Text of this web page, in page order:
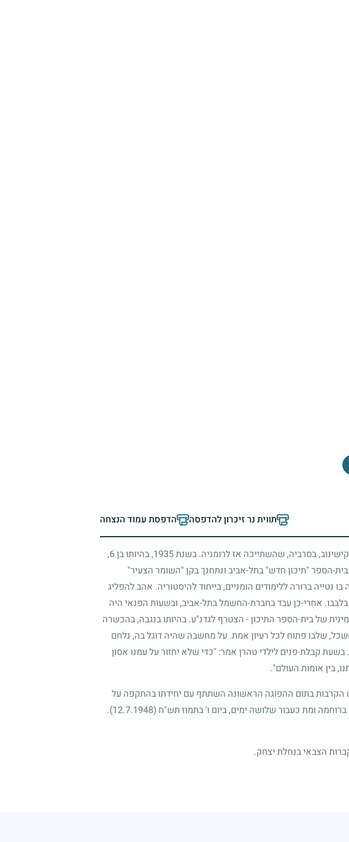
תווית נר זיכרון להדפסה הדפסת עמוד הנצחה
בסרביה, שהשתייכה אז לרומניה. בשנת1935, בהיותו בן6
,
הספר "תיכון חדש" בתל-אביב ונתחנך בקן "השומר הצעיר"
ברורה ללימודים הומניים, בייחוד להיסטוריה. אהב להפליג
אחרי-כן עבד בחברת-החשמל בתל-אביב, ובשעות הפנאי היה
של בית-הספר התיכון - הצטרף לגדנ"ע. בהיותו בנגבה, בהכשרה
שלבו פתוח לכל רעיון אמת. על מחשבה שהיה דוגל בה, נלחם
קבלת-פנים לילדי טהרן אמר: "כדי שלא יחזור על עמנו אסון
בין אומות העולם".
הקרבות בתום ההפוגה הראשונה השתתף עם יחידתו בהתקפה על
ומת כעבור שלושה ימים, ביום ו' בתמוז תש"ח (12.7.1948)
.
הצבאי בנחלת יצחק.